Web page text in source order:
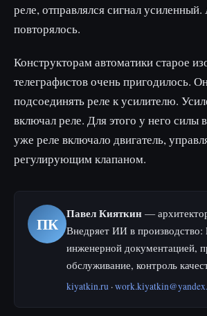
реле, отправлялся сигнал усиленный.
повторялось.
Конструкторам автоматики старое
телеграфистов очень пригодилось.
подсоединять реле к усилителю.
включал реле. Для этого у него силы
уже реле включало двигатель,
регулирующим клапаном.
ПК
Павел Кияткин —
Внедряет ИИ в производство:
инженерной документацией,
обслуживание, контроль
kiyatkin.ru ·